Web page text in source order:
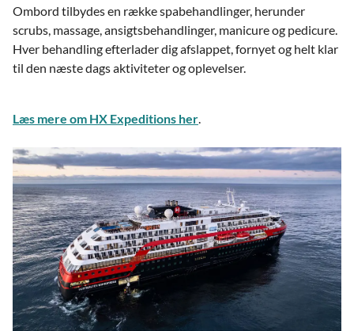
Ombord tilbydes en række spabehandlinger, herunder
scrubs, massage, ansigtsbehandlinger, manicure og pedicure.
Hver behandling efterlader dig afslappet, fornyet og helt klar
til den næste dags aktiviteter og oplevelser.
Læs mere om HX Expeditions her.